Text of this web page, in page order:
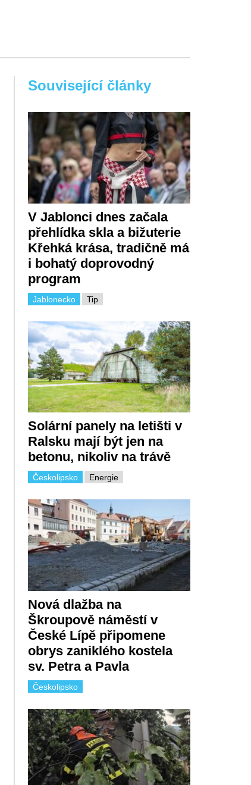
Související články
V Jablonci dnes začala
přehlídka skla a bižuterie
Křehká krása, tradičně má
i bohatý doprovodný
program
Jablonecko Tip
Solární panely na letišti v
Ralsku mají být jen na
betonu, nikoliv na trávě
Českolipsko Energie
Nová dlažba na
Škroupově náměstí v
České Lípě připomene
obrys zaniklého kostela
sv. Petra a Pavla
Českolipsko